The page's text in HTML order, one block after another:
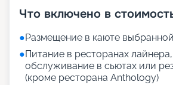
Что включено в
●Размещение в каюте
●Питание в ресторанах
обслуживание в сьютах или
(кроме ресторана Anthology)